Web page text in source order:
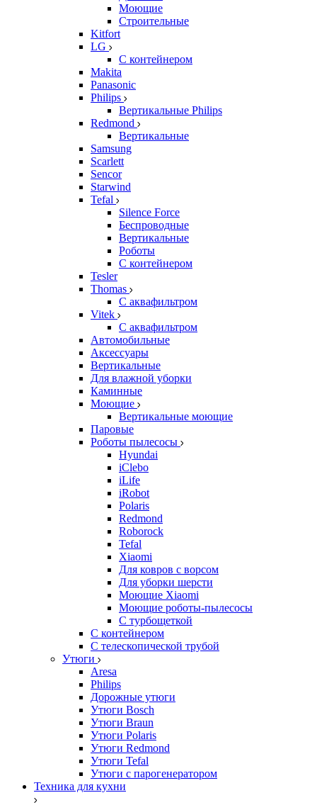
Моющие
Строительные
Kitfort
LG
С контейнером
Makita
Panasonic
Philips
Вертикальные Philips
Redmond
Вертикальные
Samsung
Scarlett
Sencor
Starwind
Tefal
Silence Force
Беспроводные
Вертикальные
Роботы
С контейнером
Tesler
Thomas
С аквафильтром
Vitek
С аквафильтром
Автомобильные
Аксессуары
Вертикальные
Для влажной уборки
Каминные
Моющие
Вертикальные моющие
Паровые
Роботы пылесосы
Hyundai
iClebo
iLife
iRobot
Polaris
Redmond
Roborock
Tefal
Xiaomi
Для ковров с ворсом
Для уборки шерсти
Моющие Xiaomi
Моющие роботы-пылесосы
С турбощеткой
С контейнером
С телескопической трубой
Утюги
Aresa
Philips
Дорожные утюги
Утюги Bosch
Утюги Braun
Утюги Polaris
Утюги Redmond
Утюги Tefal
Утюги с парогенератором
Техника для кухни